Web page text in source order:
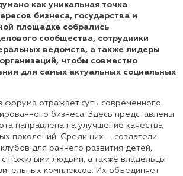
как уникальная точка
бизнеса, государства и
площадке собрались
сообщества, сотрудники
ведомств, а также лидеры
чтобы совместно
для самых актуальных социальных
форума отражает суть современного
бизнеса. Здесь представлены
направлена на улучшение качества
поколений. Среди них – создатели
для раннего развития детей,
пожилыми людьми, а также владельцы
комплексов. Их объединяет